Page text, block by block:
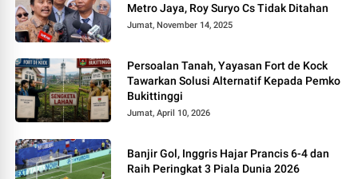
Metro Jaya, Roy Suryo Cs Tidak Ditahan
Jumat, November 14, 2025
Persoalan Tanah, Yayasan Fort de Kock
Tawarkan Solusi Alternatif Kepada Pemko
Bukittinggi
Jumat, April 10, 2026
Banjir Gol, Inggris Hajar Prancis 6-4 dan
Raih Peringkat 3 Piala Dunia 2026